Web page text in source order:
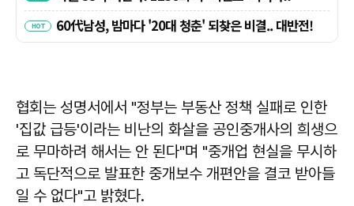
협회는 성명서에서 "정부는 부동산 정책 실패로 인한
'집값 급등'이라는 비난의 화살을 공인중개사의 희생으
로 무마하려 해서는 안 된다"며 "중개업 현실을 무시하
고 독단적으로 발표한 중개보수 개편안을 결코 받아들
일 수 없다"고 밝혔다.